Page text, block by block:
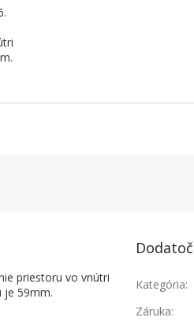
priestoru vo vnútri
je 59mm.
Kategória:
Záruka: